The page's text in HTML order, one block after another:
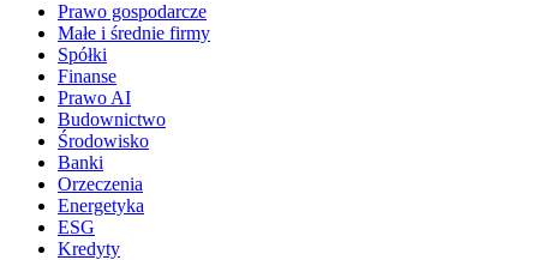
Prawo gospodarcze
Małe i średnie firmy
Spółki
Finanse
Prawo AI
Budownictwo
Środowisko
Banki
Orzeczenia
Energetyka
ESG
Kredyty